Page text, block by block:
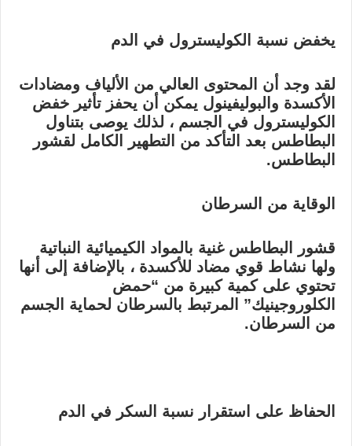
يخفض نسبة الكوليسترول في الدم
لقد وجد أن المحتوى العالي من الألياف ومضادات
الأكسدة والبوليفينول يمكن أن يحفز تأثير خفض
الكوليسترول في الجسم ، لذلك يوصى بتناول
البطاطس بعد التأكد من التطهير الكامل لقشور
البطاطس.
الوقاية من السرطان
قشور البطاطس غنية بالمواد الكيميائية النباتية
ولها نشاط قوي مضاد للأكسدة ، بالإضافة إلى أنها
تحتوي على كمية كبيرة من “حمض
الكلوروجينيك” المرتبط بالسرطان لحماية الجسم
من السرطان.
الحفاظ على استقرار نسبة السكر في الدم